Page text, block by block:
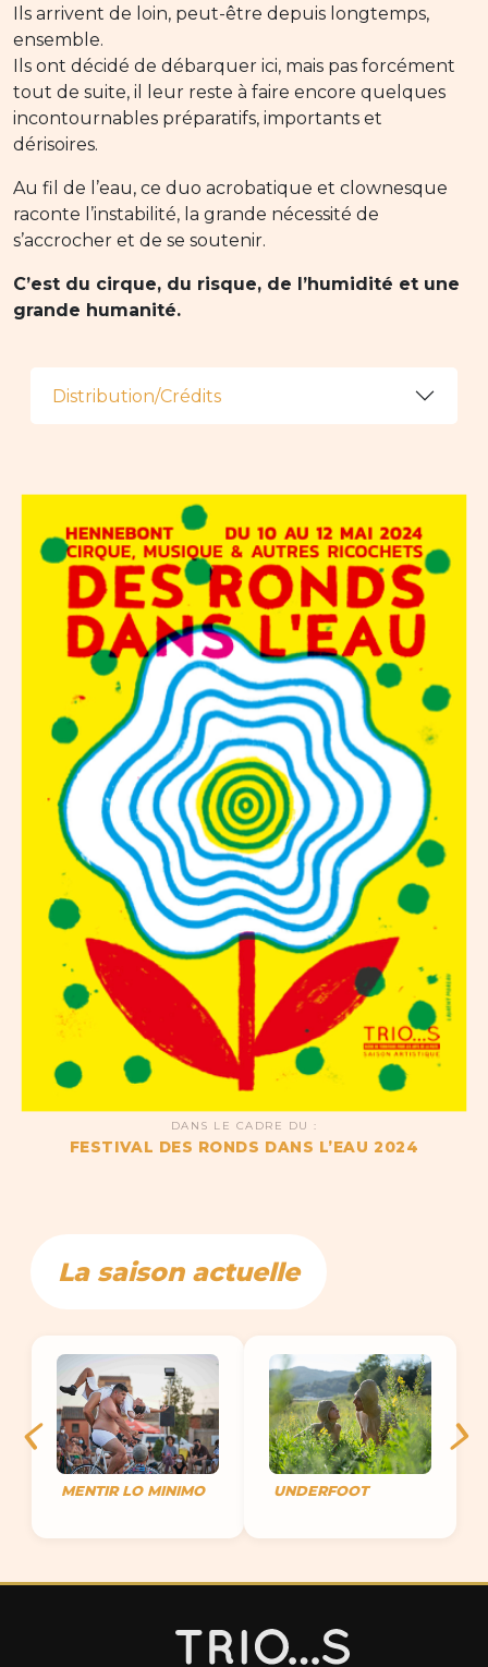
Ils arrivent de loin, peut-être depuis longtemps,
ensemble.
Ils ont décidé de débarquer ici, mais pas forcément
tout de suite, il leur reste à faire encore quelques
incontournables préparatifs, importants et
dérisoires.
Au fil de l’eau, ce duo acrobatique et clownesque
raconte l’instabilité, la grande nécessité de
s’accrocher et de se soutenir.
C’est du cirque, du risque, de l’humidité et une
grande humanité.
Distribution/Crédits
DANS LE CADRE DU :
FESTIVAL DES RONDS DANS L’EAU 2024
La saison actuelle
MENTIR LO MINIMO UNDERFOOT